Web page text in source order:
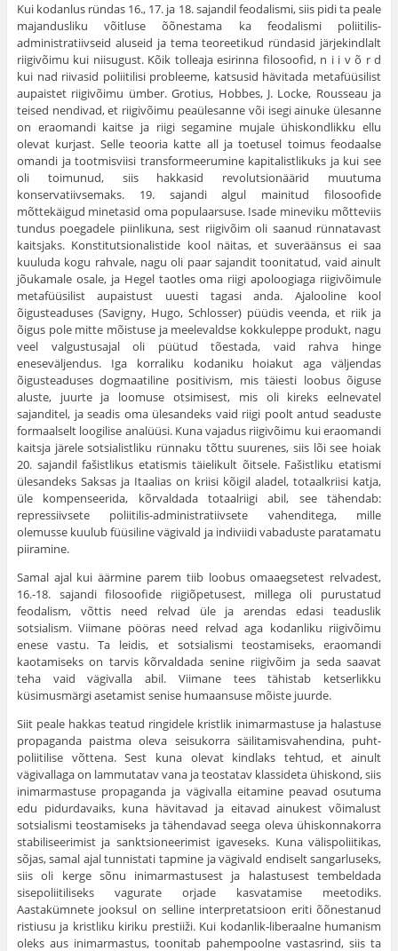
Kui kodanlus ründas 16., 17. ja 18. sajandil feodalismi, siis pidi ta peale
majandusliku võitluse õõnestama ka feodalismi poliitilis-
administratiivseid aluseid ja tema teoreetikud ründasid järjekindlalt
riigivõimu kui niisugust. Kõik tolleaja esirinna filosoofid, n i i v õ r d
kui nad riivasid poliitilisi probleeme, katsusid hävitada metafüüsilist
aupaistet riigivõimu ümber. Grotius, Hobbes, J. Locke, Rousseau ja
teised nendivad, et riigivõimu peaülesanne või isegi ainuke ülesanne
on eraomandi kaitse ja riigi segamine mujale ühiskondlikku ellu
olevat kurjast. Selle teooria katte all ja toetusel toimus feodaalse
omandi ja tootmisviisi transformeerumine kapitalistlikuks ja kui see
oli toimunud, siis hakkasid revolutsionäärid muutuma
konservatiivsemaks. 19. sajandi algul mainitud filosoofide
mõttekäigud minetasid oma populaarsuse. Isade mineviku mõtteviis
tundus poegadele piinlikuna, sest riigivõim oli saanud rünnatavast
kaitsjaks. Konstitutsionalistide kool näitas, et suveräänsus ei saa
kuuluda kogu rahvale, nagu oli paar sajandit toonitatud, vaid ainult
jõukamale osale, ja Hegel taotles oma riigi apoloogiaga riigivõimule
metafüüsilist aupaistust uuesti tagasi anda. Ajalooline kool
õigusteaduses (Savigny, Hugo, Schlosser) püüdis veenda, et riik ja
õigus pole mitte mõistuse ja meelevaldse kokkuleppe produkt, nagu
veel valgustusajal oli püütud tõestada, vaid rahva hinge
eneseväljendus. Iga korraliku kodaniku hoiakut aga väljendas
õigusteaduses dogmaatiline positivism, mis täiesti loobus õiguse
aluste, juurte ja loomuse otsimisest, mis oli kireks eelnevatel
sajanditel, ja seadis oma ülesandeks vaid riigi poolt antud seaduste
formaalselt loogilise analüüsi. Kuna vajadus riigivõimu kui eraomandi
kaitsja järele sotsialistliku rünnaku tõttu suurenes, siis lõi see hoiak
20. sajandil fašistlikus etatismis täielikult õitsele. Fašistliku etatismi
ülesandeks Saksas ja Itaalias on kriisi kõigil aladel, totaalkriisi katja,
üle kompenseerida, kõrvaldada totaalriigi abil, see tähendab:
repressiivsete poliitilis-administratiivsete vahenditega, mille
olemusse kuulub füüsiline vägivald ja indiviidi vabaduste paratamatu
piiramine.
Samal ajal kui äärmine parem tiib loobus omaaegsetest relvadest,
16.-18. sajandi filosoofide riigiõpetusest, millega oli purustatud
feodalism, võttis need relvad üle ja arendas edasi teaduslik
sotsialism. Viimane pööras need relvad aga kodanliku riigivõimu
enese vastu. Ta leidis, et sotsialismi teostamiseks, eraomandi
kaotamiseks on tarvis kõrvaldada senine riigivõim ja seda saavat
teha vaid vägivalla abil. Viimane tees tähistab ketserlikku
küsimusmärgi asetamist senise humaansuse mõiste juurde.
Siit peale hakkas teatud ringidele kristlik inimarmastuse ja halastuse
propaganda paistma oleva seisukorra säilitamisvahendina, puht-
poliitilise võttena. Sest kuna olevat kindlaks tehtud, et ainult
vägivallaga on lammutatav vana ja teostatav klassideta ühiskond, siis
inimarmastuse propaganda ja vägivalla eitamine peavad osutuma
edu pidurdavaiks, kuna hävitavad ja eitavad ainukest võimalust
sotsialismi teostamiseks ja tähendavad seega oleva ühiskonnakorra
stabiliseerimist ja sanktsioneerimist igaveseks. Kuna välispoliitikas,
sõjas, samal ajal tunnistati tapmine ja vägivald endiselt sangarluseks,
siis oli kerge sõnu inimarmastusest ja halastusest tembeldada
sisepoliitiliseks vagurate orjade kasvatamise meetodiks.
Aastakümnete jooksul on selline interpretatsioon eriti õõnestanud
ristiusu ja kristliku kiriku prestiiži. Kui kodanlik-liberaalne humanism
oleks aus inimarmastus, toonitab pahempoolne vastasrind, siis ta